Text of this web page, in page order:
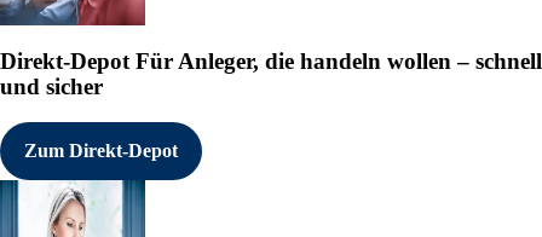
Direkt-Depot Für Anleger, die handeln wollen – schnell
und sicher
Zum Direkt-Depot